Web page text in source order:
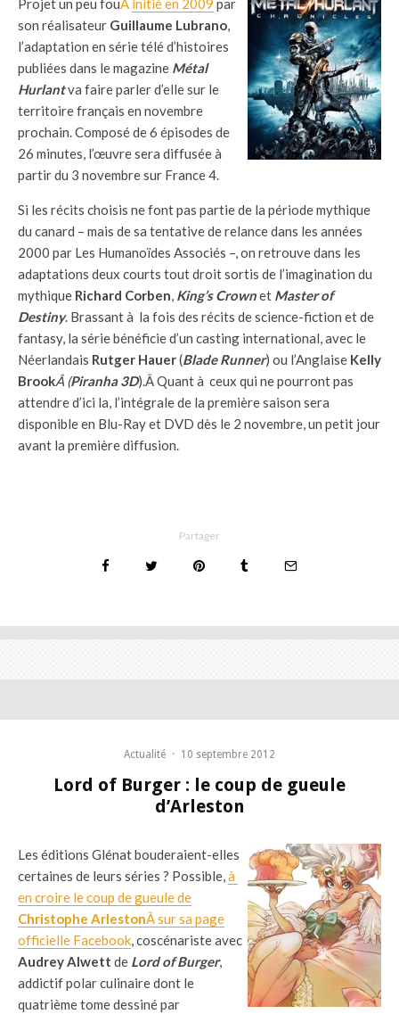
Projet un peu fouÂ initié en 2009 par
son réalisateur Guillaume Lubrano,
l’adaptation en série télé d’histoires
publiées dans le magazine Métal
Hurlantva faire parler d’elle sur le
territoire français en novembre
prochain. Composé de 6 épisodes de
26 minutes, l’œuvre sera diffusée à
partir du 3 novembre sur France 4.
Si les récits choisis ne font pas partie de la période mythique
du canard – mais de sa tentative de relance dans les années
2000 par Les Humanoïdes Associés –, on retrouve dans les
adaptations deux courts tout droit sortis de l’imagination du
mythique Richard Corben, King’s Crownet Master of
Destiny. Brassant à la fois des récits de science-fiction et de
fantasy, la série bénéficie d’un casting international, avec le
Néerlandais Rutger Hauer(Blade Runner) ou l’Anglaise Kelly
BrookÂ (Piranha 3D).Â Quant à ceux qui ne pourront pas
attendre d’ici la, l’intégrale de la première saison sera
disponible en Blu-Ray et DVD dès le 2 novembre, un petit jour
avant la première diffusion.
Partager
Actualité · 10 septembre 2012
Lord of Burger : le coup de gueule
d’Arleston
Les éditions Glénat bouderaient-elles
certaines de leurs séries ? Possible,à
en croire le coup de gueule de
Christophe ArlestonÂ sur sa page
officielle Facebook, coscénariste avec
Audrey Alwett de Lord of Burger,
addictif polar culinaire dont le
quatrième tome dessiné par